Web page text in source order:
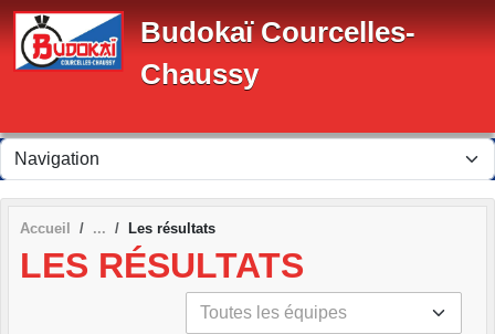
Budokaï Courcelles-
Chaussy
Accueil Les résultats
LES RÉSULTATS
Panneau de gestion des cookies